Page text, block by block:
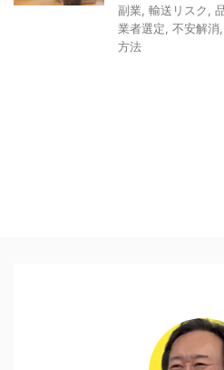
副業 輸送リスク
業者選定 不安解消
方法